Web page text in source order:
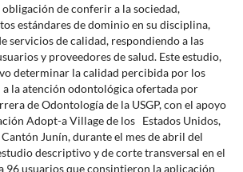
obligación de conferir a la sociedad,
estándares de dominio en su disciplina,
servicios de calidad, respondiendo a las
y proveedores de salud. Este estudio,
determinar la calidad percibida por los
la atención odontológica ofertada por
de Odontología de la USGP, con el apoyo
Adopt-a Village de los Estados Unidos,
Junín, durante el mes de abril del
descriptivo y de corte transversal en el
96 usuarios que consintieron la aplicación